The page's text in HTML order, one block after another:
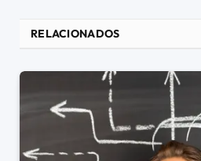
RELACIONADOS